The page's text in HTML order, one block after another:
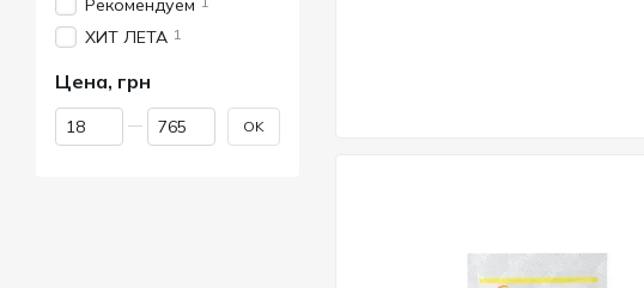
Рекомендуем
ХИТ ЛЕТА 1
Цена, грн
От Цена, грн
До Цена, грн OK